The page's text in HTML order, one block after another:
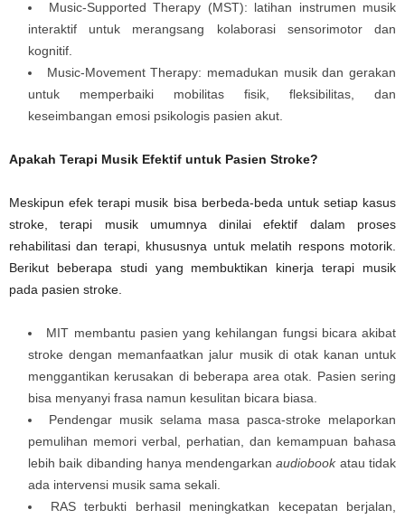
Music-Supported Therapy (MST): latihan instrumen musik
interaktif untuk merangsang kolaborasi sensorimotor dan
kognitif.
Music-Movement Therapy: memadukan musik dan gerakan
untuk memperbaiki mobilitas fisik, fleksibilitas, dan
keseimbangan emosi psikologis pasien akut.
Apakah Terapi Musik Efektif untuk Pasien Stroke?
Meskipun efek terapi musik bisa berbeda-beda untuk setiap kasus
stroke, terapi musik umumnya dinilai efektif dalam proses
rehabilitasi dan terapi, khususnya untuk melatih respons motorik.
Berikut beberapa studi yang membuktikan kinerja terapi musik
pada pasien stroke.
MIT membantu pasien yang kehilangan fungsi bicara akibat
stroke dengan memanfaatkan jalur musik di otak kanan untuk
menggantikan kerusakan di beberapa area otak. Pasien sering
bisa menyanyi frasa namun kesulitan bicara biasa.
Pendengar musik selama masa pasca-stroke melaporkan
pemulihan memori verbal, perhatian, dan kemampuan bahasa
lebih baik dibanding hanya mendengarkanaudiobookatau tidak
ada intervensi musik sama sekali.
RAS terbukti berhasil meningkatkan kecepatan berjalan,